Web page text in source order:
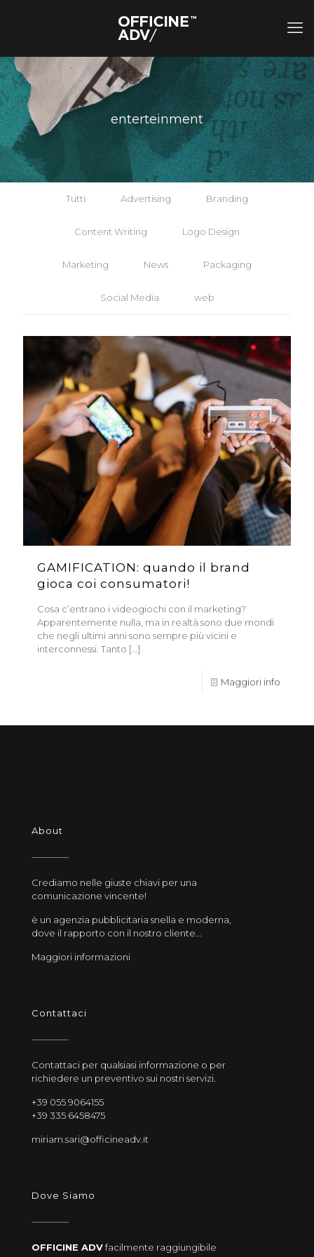
enterteinment
Tutti Advertising Branding
Content Writing Logo Design
Marketing News Packaging
Social Media web
GAMIFICATION: quando il brand
gioca coi consumatori!
Cosa c’entrano i videogiochi con il marketing?
Apparentemente nulla, ma in realtà sono due mondi
che negli ultimi anni sono sempre più vicini e
interconnessi. Tanto […]
Maggiori info
About
Crediamo nelle giuste chiavi per una
comunicazione vincente!
è un agenzia pubblicitaria snella e moderna,
dove il rapporto con il nostro cliente...
Maggiori informazioni
Contattaci
Contattaci per qualsiasi informazione o per
richiedere un preventivo sui nostri servizi.
+39 055 9064155
+39 335 6458475
miriam.sari@officineadv.it
Dove Siamo
OFFICINE ADVfacilmente raggiungibile